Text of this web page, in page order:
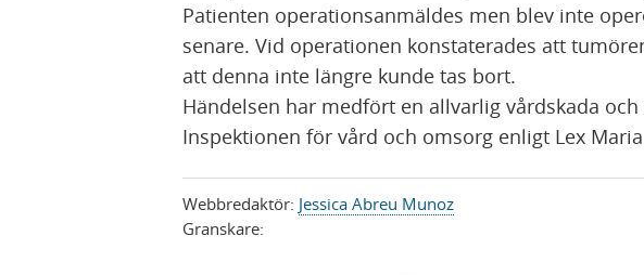
Patienten operationsanmäldes men blev inte
senare. Vid operationen konstaterades att
att denna inte längre kunde tas bort.
Händelsen har medfört en allvarlig vårdskada
Inspektionen för vård och omsorg enligt Lex
Webbredaktör: Jessica Abreu Munoz
Granskare: